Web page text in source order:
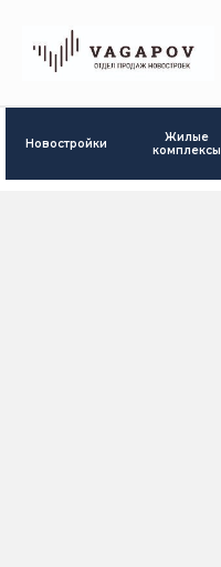
Новостройки
Жилые
комплексы